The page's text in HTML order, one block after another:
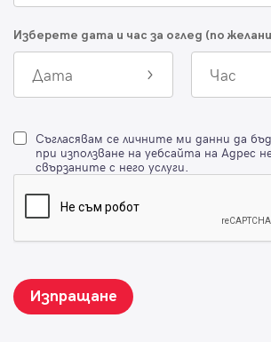
Изберете дата и час за оглед (по
Дата Час
Съгласявам се личните ми данни да
при използване на уебсайта на Адрес
свързаните с него услуги.
Изпращане